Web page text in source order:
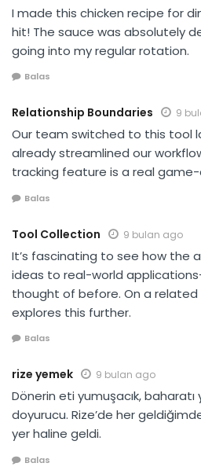
I made this chicken recipe for
hit! The sauce was absolutely
going into my regular rotation.
Balas
Relationship Boundaries 9
Our team switched to this tool
already streamlined our
tracking feature is a real
Balas
Tool Collection 9 bulan ago
It’s fascinating to see how the
ideas to real-world
thought of before. On a related
explores this further.
Balas
rize yemek 9 bulan ago
Dönerin eti yumuşacık,
doyurucu. Rize’de her
yer haline geldi.
Balas